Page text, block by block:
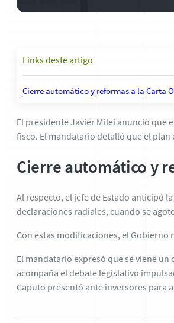
Links deste artigo
Cierre automático y reformas a la Carta
El presidente Javier Milei anunció que
fisco. El mandatario detalló que el
Cierre automático y
Al respecto, el jefe de Estado anticipó
declaraciones radiales, cuando se
Con estas modificaciones, el
El mandatario expresó que se viene
acompaña el debate legislativo
Caputo presentó ante inversores para